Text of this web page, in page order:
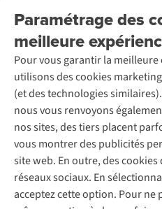
Paramétrage des
meilleure
Pour vous garantir la
utilisons des cookies
(et des technologies
nous vous renvoyons
nos sites, des tiers placent
vous montrer des publicités
site web. En outre, des
réseaux sociaux. En
acceptez cette option. Pour ne
Retourner
Rétractation d'une commande
Entretien & réparations
Garantie
Contactez-nous
Entreprise responsable
À propos d’Ayacucho
Nos magasins
À propos d’A.S.Adventure
Déclaration d'accessibilité
Location / Location sports d’hiver
Seconde-main
Entretien de ski
Service de lavage
Entretien de chaussures
Réparation de chaussures
Réparation de vêtements
Retouches
Pour les entreprises
Découvrez
A.S.Magazine
Explore Camp
Expertise & conseils
Abonnez-vous à la newsletter